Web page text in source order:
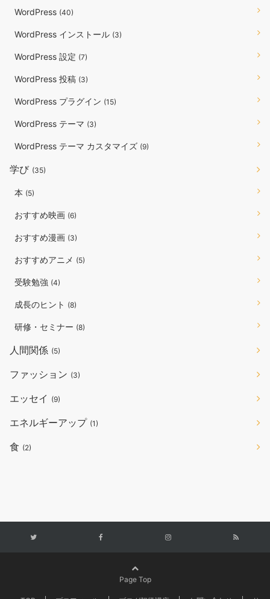
WordPress (40)
WordPress インストール (3)
WordPress 設定 (7)
WordPress 投稿 (3)
WordPress プラグイン (15)
WordPress テーマ (3)
WordPress テーマ カスタマイズ (9)
学び (35)
本 (5)
おすすめ映画 (6)
おすすめ漫画 (3)
おすすめアニメ (5)
受験勉強 (4)
成長のヒント (8)
研修・セミナー (8)
人間関係 (5)
ファッション (3)
エッセイ (9)
エネルギーアップ (1)
食 (2)
Page Top